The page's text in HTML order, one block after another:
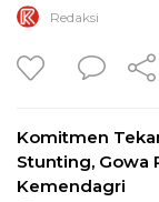
Redaksi
Komitmen
Stunting, Gowa
Kemendagri